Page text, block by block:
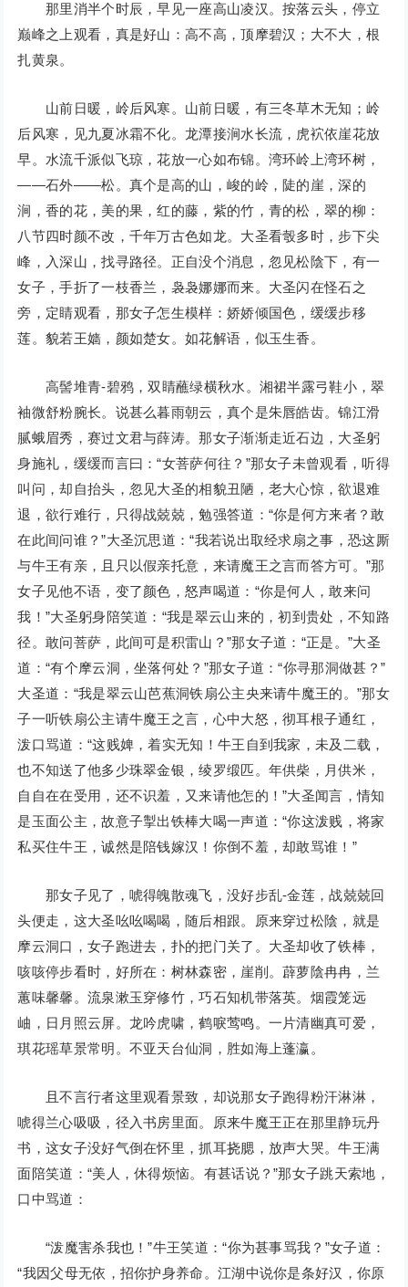
那里消半个时辰，早见一座高山凌汉。按落云头，停立
巅峰之上观看，真是好山：高不高，顶摩碧汉；大不大，根
扎黄泉。
山前日暖，岭后风寒。山前日暖，有三冬草木无知；岭
后风寒，见九夏冰霜不化。龙潭接涧水长流，虎袕依崖花放
早。水流千派似飞琼，花放一心如布锦。湾环岭上湾环树，
——石外——松。真个是高的山，峻的岭，陡的崖，深的
涧，香的花，美的果，红的藤，紫的竹，青的松，翠的柳：
八节四时颜不改，千年万古色如龙。大圣看彀多时，步下尖
峰，入深山，找寻路径。正自没个消息，忽见松陰下，有一
女子，手折了一枝香兰，袅袅娜娜而来。大圣闪在怪石之
旁，定睛观看，那女子怎生模样：娇娇倾国色，缓缓步移
莲。貌若王嫱，颜如楚女。如花解语，似玉生香。
高髻堆青-碧鸦，双睛蘸绿横秋水。湘裙半露弓鞋小，翠
袖微舒粉腕长。说甚么暮雨朝云，真个是朱唇皓齿。锦江滑
腻蛾眉秀，赛过文君与薛涛。那女子渐渐走近石边，大圣躬
身施礼，缓缓而言曰：“女菩萨何往？”那女子未曾观看，听得
叫问，却自抬头，忽见大圣的相貌丑陋，老大心惊，欲退难
退，欲行难行，只得战兢兢，勉强答道：“你是何方来者？敢
在此间问谁？”大圣沉思道：“我若说出取经求扇之事，恐这厮
与牛王有亲，且只以假亲托意，来请魔王之言而答方可。”那
女子见他不语，变了颜色，怒声喝道：“你是何人，敢来问
我！”大圣躬身陪笑道：“我是翠云山来的，初到贵处，不知路
径。敢问菩萨，此间可是积雷山？”那女子道：“正是。”大圣
道：“有个摩云洞，坐落何处？”那女子道：“你寻那洞做甚？”
大圣道：“我是翠云山芭蕉洞铁扇公主央来请牛魔王的。”那女
子一听铁扇公主请牛魔王之言，心中大怒，彻耳根子通红，
泼口骂道：“这贱婢，着实无知！牛王自到我家，未及二载，
也不知送了他多少珠翠金银，绫罗缎匹。年供柴，月供米，
自自在在受用，还不识羞，又来请他怎的！”大圣闻言，情知
是玉面公主，故意子掣出铁棒大喝一声道：“你这泼贱，将家
私买住牛王，诚然是陪钱嫁汉！你倒不羞，却敢骂谁！”
那女子见了，唬得魄散魂飞，没好步乱-金莲，战兢兢回
头便走，这大圣吆吆喝喝，随后相跟。原来穿过松陰，就是
摩云洞口，女子跑进去，扑的把门关了。大圣却收了铁棒，
咳咳停步看时，好所在：树林森密，崖削。薜萝陰冉冉，兰
蕙味馨馨。流泉漱玉穿修竹，巧石知机带落英。烟霞笼远
岫，日月照云屏。龙吟虎啸，鹤唳莺鸣。一片清幽真可爱，
琪花瑶草景常明。不亚天台仙洞，胜如海上蓬瀛。
且不言行者这里观看景致，却说那女子跑得粉汗淋淋，
唬得兰心吸吸，径入书房里面。原来牛魔王正在那里静玩丹
书，这女子没好气倒在怀里，抓耳挠腮，放声大哭。牛王满
面陪笑道：“美人，休得烦恼。有甚话说？”那女子跳天索地，
口中骂道：
“泼魔害杀我也！”牛王笑道：“你为甚事骂我？”女子道：
“我因父母无依，招你护身养命。江湖中说你是条好汉，你原